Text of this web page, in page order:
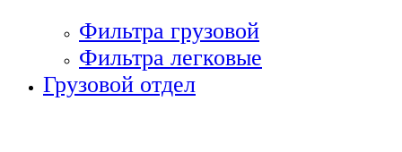
Фильтра грузовой
Фильтра легковые
Грузовой отдел